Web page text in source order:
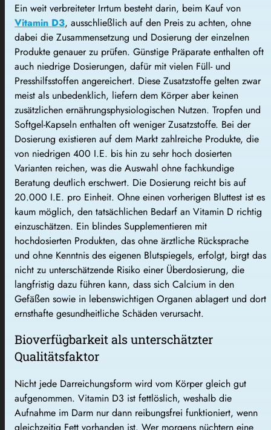
Ein weit verbreiteter Irrtum besteht darin, beim Kauf von
Vitamin D3, ausschließlich auf den Preis zu achten, ohne
dabei die Zusammensetzung und Dosierung der einzelnen
Produkte genauer zu prüfen. Günstige Präparate enthalten oft
auch niedrige Dosierungen, dafür mit vielen Füll- und
Presshilfsstoffen angereichert. Diese Zusatzstoffe gelten zwar
meist als unbedenklich, liefern dem Körper aber keinen
zusätzlichen ernährungsphysiologischen Nutzen. Tropfen und
Softgel-Kapseln enthalten oft weniger Zusatzstoffe. Bei der
Dosierung existieren auf dem Markt zahlreiche Produkte, die
von niedrigen 400 I.E. bis hin zu sehr hoch dosierten
Varianten reichen, was die Auswahl ohne fachkundige
Beratung deutlich erschwert. Die Dosierung reicht bis auf
20.000 I.E. pro Einheit. Ohne einen vorherigen Bluttest ist es
kaum möglich, den tatsächlichen Bedarf an Vitamin D richtig
einzuschätzen. Ein blindes Supplementieren mit
hochdosierten Produkten, das ohne ärztliche Rücksprache
und ohne Kenntnis des eigenen Blutspiegels, erfolgt, birgt das
nicht zu unterschätzende Risiko einer Überdosierung, die
langfristig dazu führen kann, dass sich Calcium in den
Gefäßen sowie in lebenswichtigen Organen ablagert und dort
ernsthafte gesundheitliche Schäden verursacht.
Bioverfügbarkeit als unterschätzter
Qualitätsfaktor
Nicht jede Darreichungsform wird vom Körper gleich gut
aufgenommen. Vitamin D3 ist fettlöslich, weshalb die
Aufnahme im Darm nur dann reibungsfrei funktioniert, wenn